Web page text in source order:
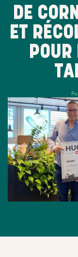
DE
ET
POUR